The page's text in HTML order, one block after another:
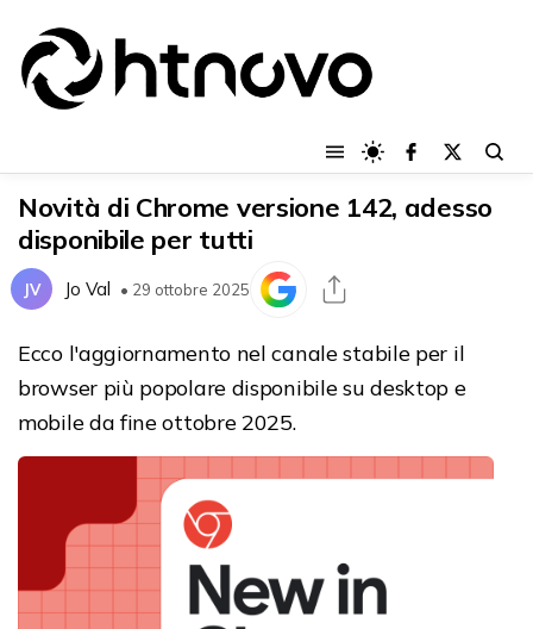
Novità di Chrome versione 142, adesso
disponibile per tutti
JV Jo Val • 29 ottobre 2025
Ecco l'aggiornamento nel canale stabile per il
browser più popolare disponibile su desktop e
mobile da fine ottobre 2025.